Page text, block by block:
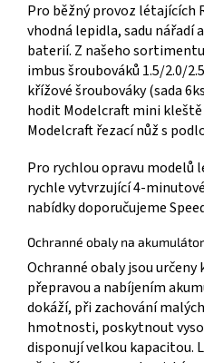
Pro běžný provoz létajících
vhodná lepidla, sadu nářadí
baterií. Z našeho
imbus šroubováků 1.5/2.0/
křížové šroubováky (sada
hodit Modelcraft mini kleště
Modelcraft řezací nůž s
Pro rychlou opravu modelů
rychle vytvrzující 4-
nabídky doporučujeme
Ochranné obaly na
Ochranné obaly jsou
přepravou a nabíjením
dokáží, při zachování
hmotnosti, poskytnout
disponují velkou kapacitou.